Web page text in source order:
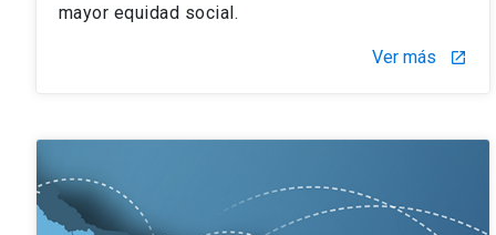
mayor equidad social.
Ver más launch